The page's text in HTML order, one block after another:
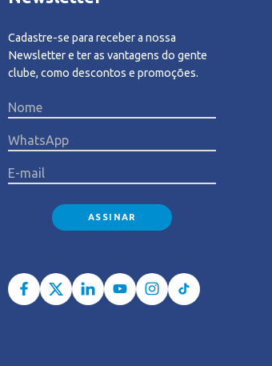
Cadastre-se para receber a nossa
Newsletter e ter as vantagens do gente
clube, como descontos e promoções.